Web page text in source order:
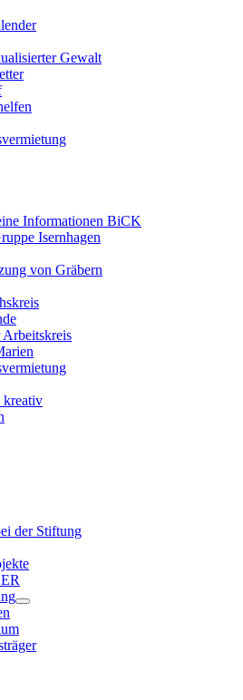
Gewalt
Informationen BiCK
Isernhagen
von Gräbern
der Stiftung